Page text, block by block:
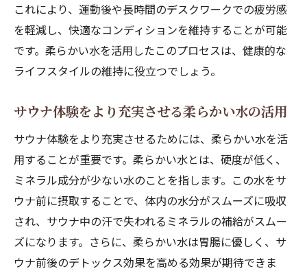
これにより、運動後や長時間のデスクワークでの疲労感
を軽減し、快適なコンディションを維持することが可能
です。柔らかい水を活用したこのプロセスは、健康的な
ライフスタイルの維持に役立つでしょう。
サウナ体験をより充実させる柔らかい水の活用
サウナ体験をより充実させるためには、柔らかい水を活
用することが重要です。柔らかい水とは、硬度が低く、
ミネラル成分が少ない水のことを指します。この水をサ
ウナ前に摂取することで、体内の水分がスムーズに吸収
され、サウナ中の汗で失われるミネラルの補給がスムー
ズになります。さらに、柔らかい水は胃腸に優しく、サ
ウナ前後のデトックス効果を高める効果が期待できま